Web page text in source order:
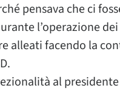
pensava che ci
l’operazione dei
alleati facendo la
al presidente